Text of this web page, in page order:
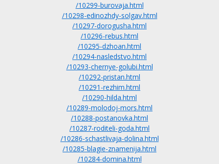
/10299-burovaja.html
/10298-edinozhdy-solgav.html
/10297-dorogusha.html
/10296-rebus.html
/10295-dzhoan.html
/10294-nasledstvo.html
/10293-chernye-golubi.html
/10292-pristan.html
/10291-rezhim.html
/10290-hilda.html
/10289-molodoj-mors.html
/10288-postanovka.html
/10287-roditeli-goda.html
/10286-schastlivaja-dolina.html
/10285-blagie-znamenija.html
/10284-domina.html